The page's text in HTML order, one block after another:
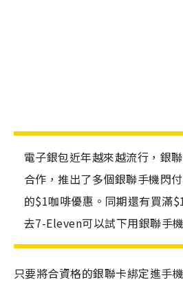
電子銀包近年越來越流行，銀
合作，推出了多個銀聯手機閃
的$1咖啡優惠。同期還有買滿
去7-Eleven可以試下用銀聯手
只要將合資格的銀聯卡綁定進手